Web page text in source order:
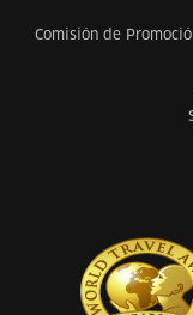
Comisión de